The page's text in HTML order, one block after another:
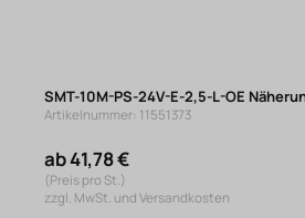
SMT-10M-PS-24V-E-2,5-L-OE
Artikelnummer: 11551373
ab 41,78 €
(Preis pro St.)
zzgl. MwSt. und Versandkosten